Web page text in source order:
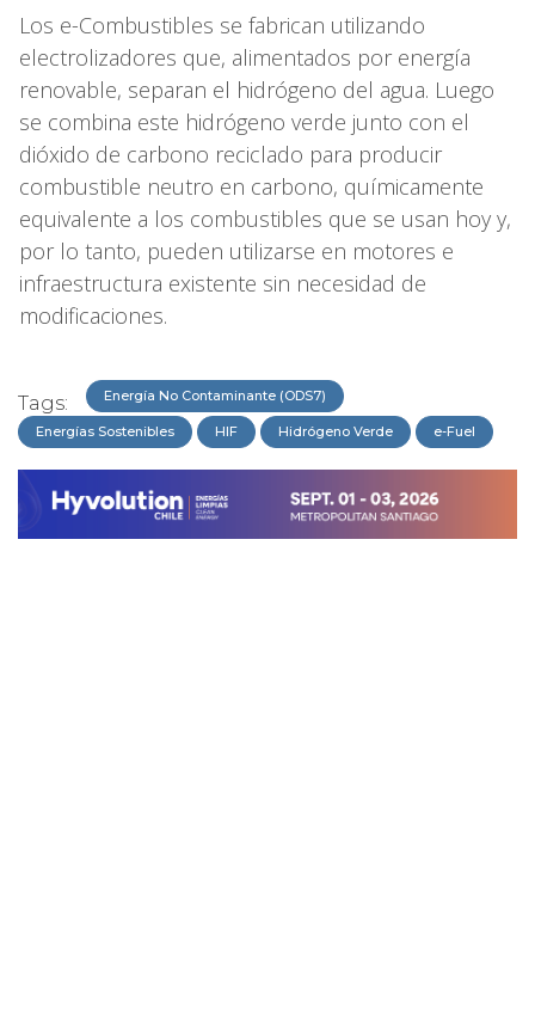
Los e-Combustibles se fabrican utilizando
electrolizadores que, alimentados por energía
renovable, separan el hidrógeno del agua. Luego
se combina este hidrógeno verde junto con el
dióxido de carbono reciclado para producir
combustible neutro en carbono, químicamente
equivalente a los combustibles que se usan hoy y,
por lo tanto, pueden utilizarse en motores e
infraestructura existente sin necesidad de
modificaciones.
Tags: Energía No Contaminante (ODS7)
Energías Sostenibles HIF Hidrógeno Verde e-Fuel